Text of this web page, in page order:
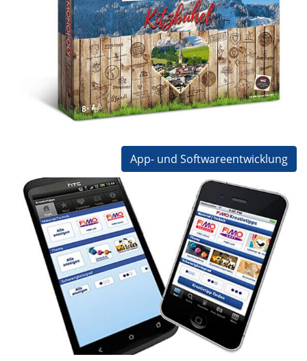
MONOPOLY Kitzbühel
für tiber Marketing UG
Winning Moves Deutschland / HASBRO Gaming
Online-Shop Konzeptarbeit Design Verpackungsdesign
App- und Softwareentwicklung
Staedtler FIMO Kreativtipps
für Blue Monkey GmbH
STAEDTLER Mars Deutschland GmbH
Konzeptarbeit Programmierung CMS